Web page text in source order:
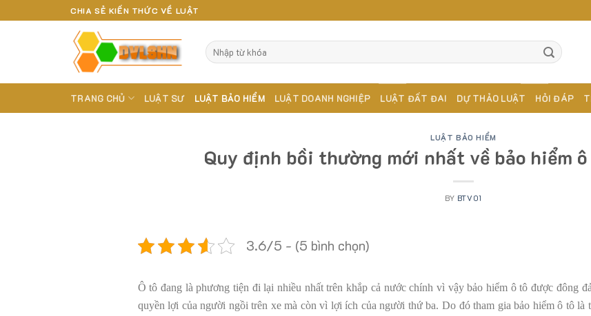
to
CHIA SẺ KIẾN THỨC VỀ LUẬT
TRANG CHỦ LUẬT SƯ LUẬT BẢO HIỂM LUẬT DOANH NGHIỆP LUẬT ĐẤT ĐAI DỰ THẢO LUẬT HỎI ĐÁP
LUẬT BẢO HIỂM
Quy định bồi thường mới nhất về bảo hiểm
BY BTV01
3.6/5 - (5 bình chọn)
Ô tô đang là phương tiện đi lại nhiều nhất trên khắp cả nước chính vì vậy bảo hiểm ô tô được đông
quyền lợi của người ngồi trên xe mà còn vì lợi ích của người thứ ba. Do đó tham gia bảo hiểm ô tô là